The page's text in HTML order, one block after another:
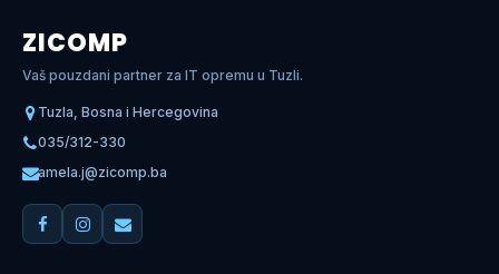
ZICOMP
Vaš pouzdani partner za IT opremu u Tuzli.
Tuzla, Bosna i Hercegovina
035/312-330
amela.j@zicomp.ba